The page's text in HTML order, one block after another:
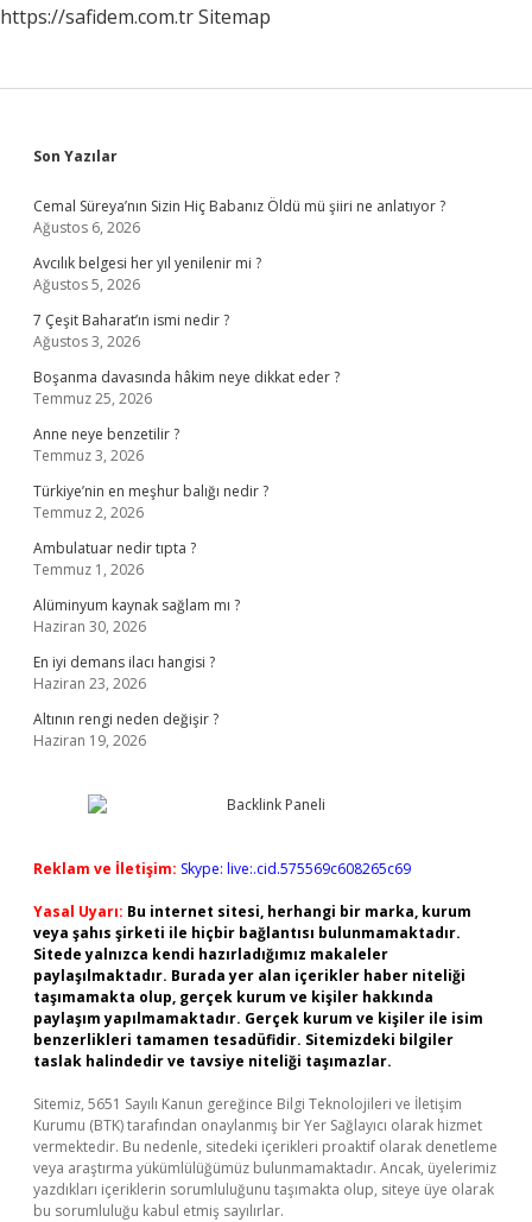
https://safidem.com.trSitemap
Sidebar
Son Yazılar
Cemal Süreya’nın Sizin Hiç Babanız Öldü mü şiiri ne anlatıyor ?
Ağustos 6, 2026
Avcılık belgesi her yıl yenilenir mi ?
Ağustos 5, 2026
7 Çeşit Baharat’ın ismi nedir ?
Ağustos 3, 2026
Boşanma davasında hâkim neye dikkat eder ?
Temmuz 25, 2026
Anne neye benzetilir ?
Temmuz 3, 2026
Türkiye’nin en meşhur balığı nedir ?
Temmuz 2, 2026
Ambulatuar nedir tıpta ?
Temmuz 1, 2026
Alüminyum kaynak sağlam mı ?
Haziran 30, 2026
En iyi demans ilacı hangisi ?
Haziran 23, 2026
Altının rengi neden değişir ?
Haziran 19, 2026
Reklam ve İletişim: Skype: live:.cid.575569c608265c69
Yasal Uyarı: Bu internet sitesi, herhangi bir marka, kurum
veya şahıs şirketi ile hiçbir bağlantısı bulunmamaktadır.
Sitede yalnızca kendi hazırladığımız makaleler
paylaşılmaktadır. Burada yer alan içerikler haber niteliği
taşımamakta olup, gerçek kurum ve kişiler hakkında
paylaşım yapılmamaktadır. Gerçek kurum ve kişiler ile isim
benzerlikleri tamamen tesadüfidir. Sitemizdeki bilgiler
taslak halindedir ve tavsiye niteliği taşımazlar.
Sitemiz, 5651 Sayılı Kanun gereğince Bilgi Teknolojileri ve İletişim
Kurumu (BTK) tarafından onaylanmış bir Yer Sağlayıcı olarak hizmet
vermektedir. Bu nedenle, sitedeki içerikleri proaktif olarak denetleme
veya araştırma yükümlülüğümüz bulunmamaktadır. Ancak, üyelerimiz
yazdıkları içeriklerin sorumluluğunu taşımakta olup, siteye üye olarak
bu sorumluluğu kabul etmiş sayılırlar.